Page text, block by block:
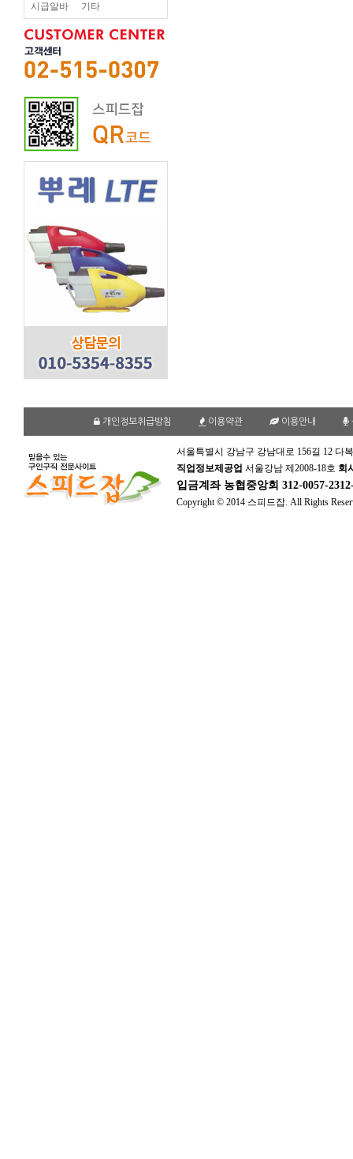
시급알바 기타
개인정보취급방침 이용약관 이용안내
서울특별시 강남구 강남대로 156길 12 다
직업정보제공업 서울강남 제2008-18호 회
입금계좌 농협중앙회 312-0057-
Copyright © 2014 스피드잡. All Rights